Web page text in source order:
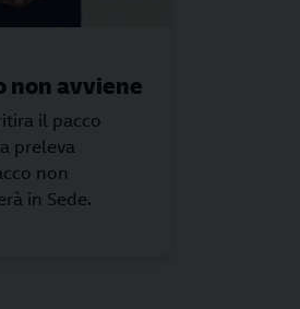
non avviene
il pacco
preleva
non
in Sede.